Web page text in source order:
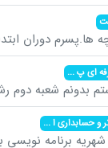
ها.پسرم دوران
ای پ...
بدونم شعبه دوم
و حسابداری ا...
برنامه نویسی